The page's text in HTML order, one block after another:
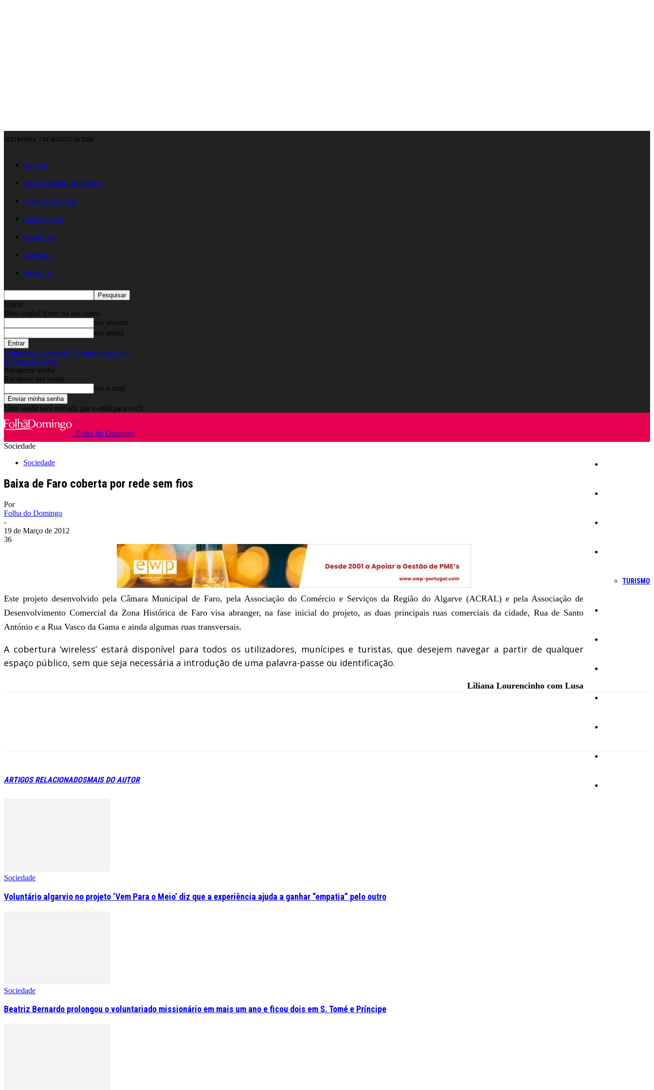
SEXTA-FEIRA, 7 DE AGOSTO DE 2026
ANO: CXII
DIRETOR: SAMUEL MENDONÇA
ESTATUTO EDITORIAL
FICHA TÉCNICA
ASSINATURA
CONTACTO
EM DIRETO
Entrar
Bem-vindo! Entre na sua conta
seu usuário
sua senha
Esqueceu sua senha? Obtenha ajuda aqui
Informação Legal
Recuperar senha
Recupere sua senha
seu e-mail
Uma senha será enviada por e-mail para você.
Folha do Domingo
TURISMO
Sociedade
Sociedade
Baixa de Faro coberta por rede sem fios
Por
Folha do Domingo
-
19 de Março de 2012
36
Este projeto desenvolvido pela Câmara Municipal de Faro, pela Associação do Comércio e Serviços da Região do Algarve (ACRAL) e pela Associação de
Desenvolvimento Comercial da Zona Histórica de Faro visa abranger, na fase inicial do projeto, as duas principais ruas comerciais da cidade, Rua de Santo
António e a Rua Vasco da Gama e ainda algumas ruas transversais.
A cobertura ‘wireless’ estará disponível para todos os utilizadores, munícipes e turistas, que desejem navegar a partir de qualquer
espaço público, sem que seja necessária a introdução de uma palavra-passe ou identificação.
Liliana Lourencinho com Lusa
ARTIGOS RELACIONADOSMAIS DO AUTOR
Sociedade
Voluntário algarvio no projeto ‘Vem Para o Meio’ diz que a experiência ajuda a ganhar “empatia” pelo outro
Sociedade
Beatriz Bernardo prolongou o voluntariado missionário em mais um ano e ficou dois em S. Tomé e Príncipe